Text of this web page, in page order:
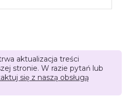
aktualizacja treści
stronie. W razie pytań lub
się z naszą obsługą